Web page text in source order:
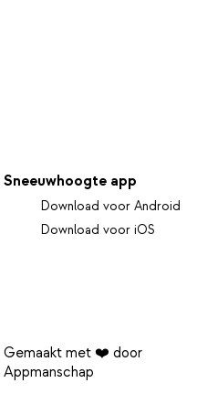
Sneeuwhoogte app
Download voor Android
Download voor iOS
Gemaakt met ❤️ door
Appmanschap